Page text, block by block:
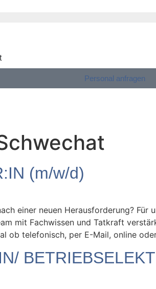
Personal anfragen
(m/w/d)
einer neuen Herausforderung?
mit Fachwissen und Tatkraft
ob telefonisch, per E-Mail, online